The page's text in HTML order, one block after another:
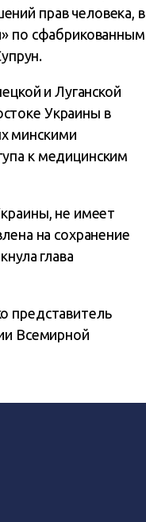
прав человека, в
по сфабрикованным
и Луганской
Украины в
минскими
к медицинским
не имеет
на сохранение
глава
представитель
Всемирной